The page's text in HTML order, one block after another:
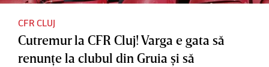
CFR CLUJ
Cutremur la CFR Cluj! Varga e gata să
renunţe la clubul din Gruia şi să